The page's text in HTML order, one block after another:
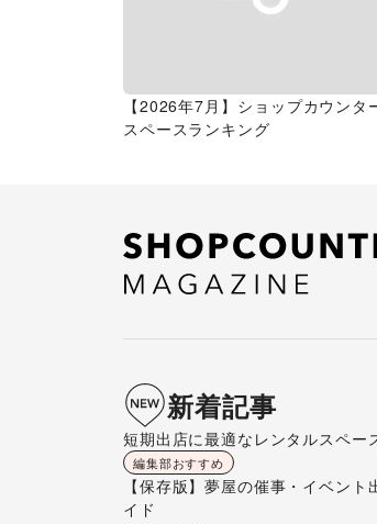
【2026年7月】ショップカウンタ
スペースランキング
新着記事
短期出店に最適なレンタルスペー
編集部おすすめ
【保存版】夢屋の催事・イベント
イド